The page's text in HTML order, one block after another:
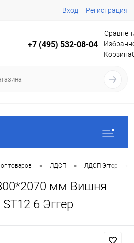
Вход Регистрация
+7 (495) 532-08-04
Корзина
товаров • ЛДСП • ЛДСП Эггер
мм Вишня
6 Эггер